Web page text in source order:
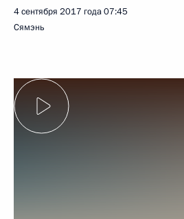
4 сентября 2017 года07:45
Сямэнь